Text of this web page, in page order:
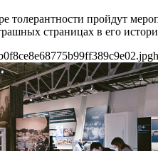
толерантности пройдут
страницах в его